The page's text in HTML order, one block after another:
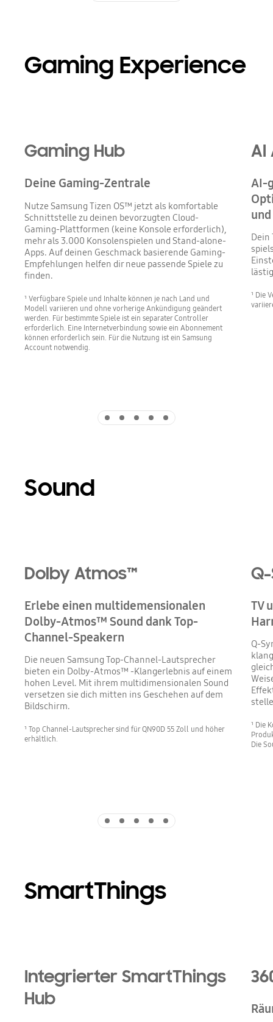
Gaming Experience
Gaming Hub
Deine Gaming-Zentrale
Nutze Samsung Tizen OS™ jetzt als komfortable
Schnittstelle zu deinen bevorzugten Cloud-
Gaming-Plattformen (keine Konsole erforderlich),
mehr als 3.000 Konsolenspielen und Stand-alone-
Apps. Auf deinen Geschmack basierende Gaming-
Empfehlungen helfen dir neue passende Spiele zu
finden.
¹ Verfügbare Spiele und Inhalte können je nach Land und
Modell variieren und ohne vorherige Ankündigung geändert
werden. Für bestimmte Spiele ist ein separater Controller
erforderlich. Eine Internetverbindung sowie ein Abonnement
können erforderlich sein. Für die Nutzung ist ein Samsung
Account notwendig.
AI
AI-
Dein
¹ Die
Sound
Dolby Atmos™
Erlebe einen multidemensionalen
Dolby-Atmos™ Sound dank Top-
Channel-Speakern
Die neuen Samsung Top-Channel-Lautsprecher
bieten ein Dolby-Atmos™ -Klangerlebnis auf einem
hohen Level. Mit ihrem multidimensionalen Sound
versetzen sie dich mitten ins Geschehen auf dem
Bildschirm.
¹ Top Channel-Lautsprecher sind für QN90D 55 Zoll und höher
erhältlich.
TV
Q-
¹ Die
Die
SmartThings
Integrierter SmartThings
Hub